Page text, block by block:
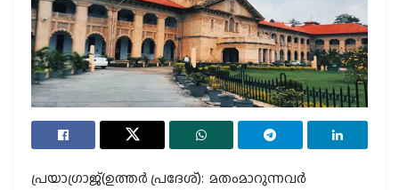
പ്രയാഗ്രാജ്(ഉത്തര്‍ പ്രദേശ്): മതംമാറുന്നവര്‍